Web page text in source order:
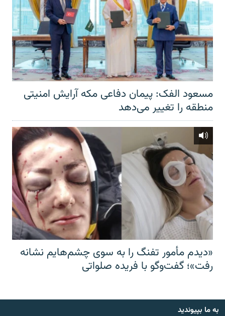
مسعود الفک: پیمان دفاعی مکه آرایش امنیتی
منطقه را تغییر می‌دهد
«دیدم مأمور تفنگ را به سوی چشم‌هایم نشانه
رفت»؛ گفت‌و‌گو با فریده صلواتی
به ما بپیوندید